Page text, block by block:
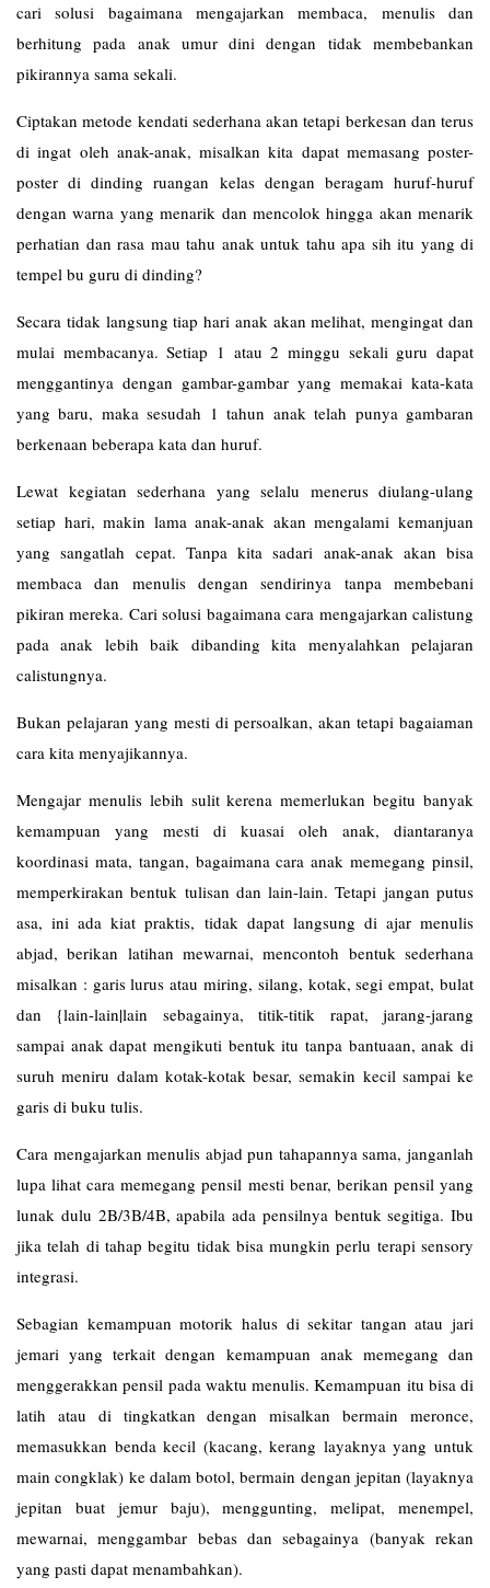
cari solusi bagaimana mengajarkan membaca, menulis dan
berhitung pada anak umur dini dengan tidak membebankan
pikirannya sama sekali.
Ciptakan metode kendati sederhana akan tetapi berkesan dan terus
di ingat oleh anak-anak, misalkan kita dapat memasang poster-
poster di dinding ruangan kelas dengan beragam huruf-huruf
dengan warna yang menarik dan mencolok hingga akan menarik
perhatian dan rasa mau tahu anak untuk tahu apa sih itu yang di
tempel bu guru di dinding?
Secara tidak langsung tiap hari anak akan melihat, mengingat dan
mulai membacanya. Setiap 1 atau 2 minggu sekali guru dapat
menggantinya dengan gambar-gambar yang memakai kata-kata
yang baru, maka sesudah 1 tahun anak telah punya gambaran
berkenaan beberapa kata dan huruf.
Lewat kegiatan sederhana yang selalu menerus diulang-ulang
setiap hari, makin lama anak-anak akan mengalami kemanjuan
yang sangatlah cepat. Tanpa kita sadari anak-anak akan bisa
membaca dan menulis dengan sendirinya tanpa membebani
pikiran mereka. Cari solusi bagaimana cara mengajarkan calistung
pada anak lebih baik dibanding kita menyalahkan pelajaran
calistungnya.
Bukan pelajaran yang mesti di persoalkan, akan tetapi bagaiaman
cara kita menyajikannya.
Mengajar menulis lebih sulit kerena memerlukan begitu banyak
kemampuan yang mesti di kuasai oleh anak, diantaranya
koordinasi mata, tangan, bagaimana cara anak memegang pinsil,
memperkirakan bentuk tulisan dan lain-lain. Tetapi jangan putus
asa, ini ada kiat praktis, tidak dapat langsung di ajar menulis
abjad, berikan latihan mewarnai, mencontoh bentuk sederhana
misalkan : garis lurus atau miring, silang, kotak, segi empat, bulat
dan {lain-lain|lain sebagainya, titik-titik rapat, jarang-jarang
sampai anak dapat mengikuti bentuk itu tanpa bantuaan, anak di
suruh meniru dalam kotak-kotak besar, semakin kecil sampai ke
garis di buku tulis.
Cara mengajarkan menulis abjad pun tahapannya sama, janganlah
lupa lihat cara memegang pensil mesti benar, berikan pensil yang
lunak dulu 2B/3B/4B, apabila ada pensilnya bentuk segitiga. Ibu
jika telah di tahap begitu tidak bisa mungkin perlu terapi sensory
integrasi.
Sebagian kemampuan motorik halus di sekitar tangan atau jari
jemari yang terkait dengan kemampuan anak memegang dan
menggerakkan pensil pada waktu menulis. Kemampuan itu bisa di
latih atau di tingkatkan dengan misalkan bermain meronce,
memasukkan benda kecil (kacang, kerang layaknya yang untuk
main congklak) ke dalam botol, bermain dengan jepitan (layaknya
jepitan buat jemur baju), menggunting, melipat, menempel,
mewarnai, menggambar bebas dan sebagainya (banyak rekan
yang pasti dapat menambahkan).